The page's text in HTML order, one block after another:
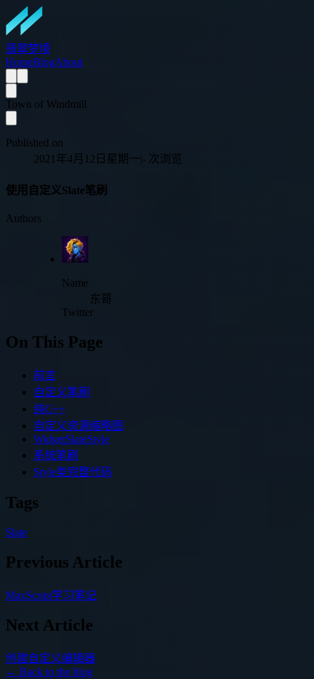
翡翠梦境
HomeBlogAbout
Town of Windmill
Published on
2021年4月12日星期一|- 次浏览
使用自定义Slate笔刷
Authors
Name
东哥
Twitter
On This Page
前言
自定义笔刷
纯C++
自定义资源缩略图
WidgetSlateStyle
系统笔刷
Style类完整代码
Tags
Slate
Previous Article
MaxScript学习笔记
Next Article
创建自定义编辑器
← Back to the blog